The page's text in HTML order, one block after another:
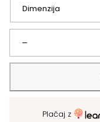
704,36 €
–
Jedilna
miza
Junco,
Plačaj z